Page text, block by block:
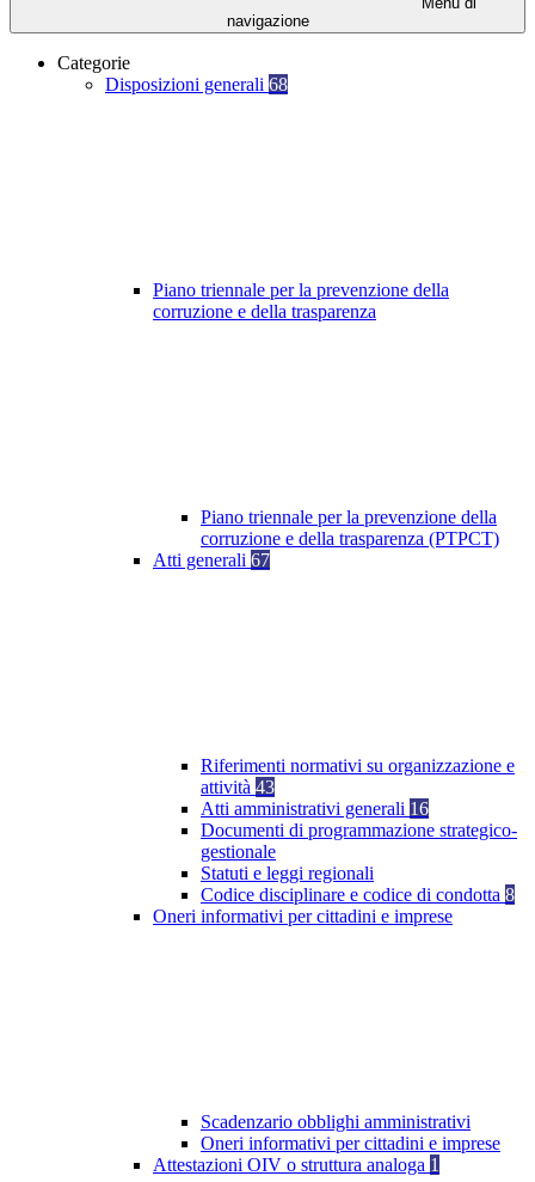
navigazione
Categorie
Disposizioni generali 68
Piano triennale per la prevenzione della
corruzione e della trasparenza
Piano triennale per la prevenzione della
corruzione e della trasparenza (PTPCT)
Atti generali 67
Riferimenti normativi su organizzazione e
attività 43
Atti amministrativi generali 16
Documenti di programmazione strategico-
gestionale
Statuti e leggi regionali
Codice disciplinare e codice di condotta 8
Oneri informativi per cittadini e imprese
Scadenzario obblighi amministrativi
Oneri informativi per cittadini e imprese
Attestazioni OIV o struttura analoga 1